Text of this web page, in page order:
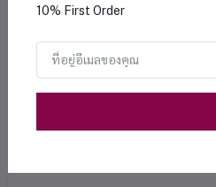
10% First Order